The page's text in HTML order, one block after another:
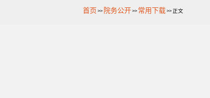
首页 >> 院务公开>> 常用下载>> 正文